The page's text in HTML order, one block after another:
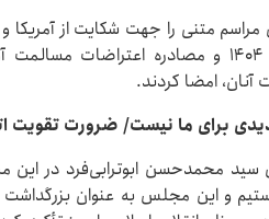
مراسم متنی را جهت شکایت از
داشتن در فتنه دی ماه ۱۴۰۴ و مصادره
امضا کردند.
برای ما نیست/ ضرورت تقویت
محمدحسن ابوترابی‌فرد در این
و این مجلس به عنوان بزرگداشت